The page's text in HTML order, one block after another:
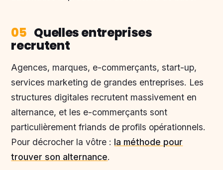
05 Quelles entreprises
recrutent
Agences, marques, e-commerçants, start-up,
services marketing de grandes entreprises. Les
structures digitales recrutent massivement en
alternance, et les e-commerçants sont
particulièrement friands de profils opérationnels.
Pour décrocher la vôtre : la méthode pour
trouver son alternance.